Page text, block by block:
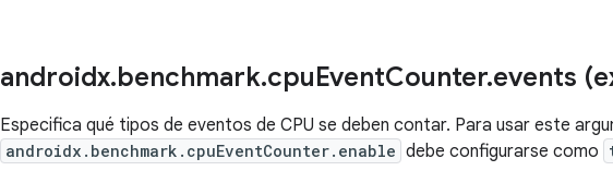
androidx.benchmark.cpuEventCounter.events
Especifica qué tipos de eventos de CPU se deben contar. Para usar este
androidx.benchmark.cpuEventCounter.enable debe configurarse como